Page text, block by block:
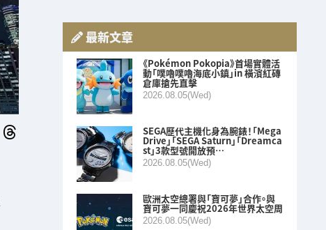
最新文章
《Pokémon Pokopia》首場實體活
動「噗嚕噗嚕海底小鎮」in 橫濱紅磚
倉庫搶先直擊
2026.08.05(Wed)
SEGA歷代主機化身為腕錶！「Mega
Drive」「SEGA Saturn」「Dreamca
st」3款型號開放預…
2026.08.05(Wed)
歐洲太空總署與「寶可夢」合作。與
寶可夢一同慶祝2026年世界太空周
2026.08.05(Wed)